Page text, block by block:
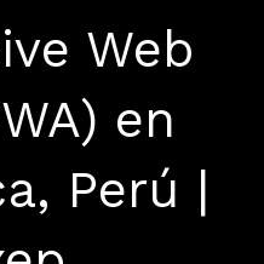
Web
en
Perú |